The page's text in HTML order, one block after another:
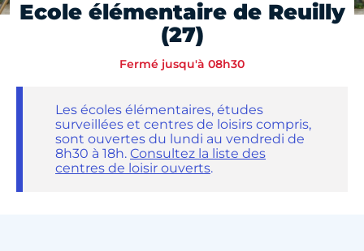
Ecole élémentaire de Reuilly
(27)
Fermé jusqu'à 08h30
Les écoles élémentaires, études
surveillées et centres de loisirs compris,
sont ouvertes du lundi au vendredi de
8h30 à 18h. Consultez la liste des
centres de loisir ouverts.